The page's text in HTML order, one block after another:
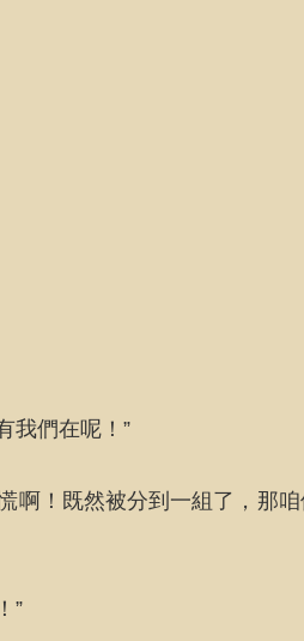
我們在呢！”
啊！既然被分到一組了，那
”